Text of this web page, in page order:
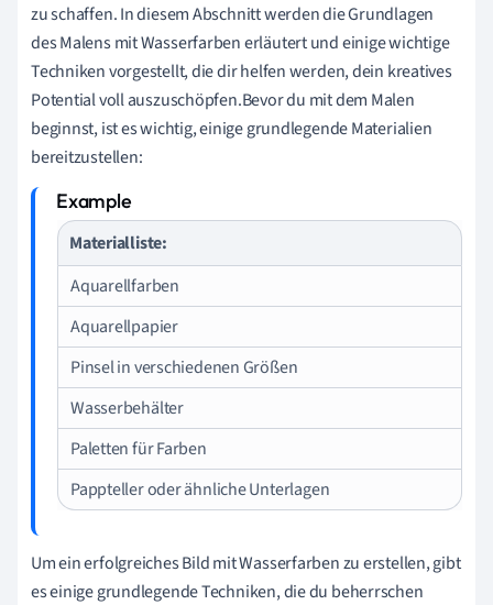
zu schaffen. In diesem Abschnitt werden die Grundlagen
des Malens mit Wasserfarben erläutert und einige wichtige
Techniken vorgestellt, die dir helfen werden, dein kreatives
Potential voll auszuschöpfen.Bevor du mit dem Malen
beginnst, ist es wichtig, einige grundlegende Materialien
bereitzustellen:
Materialliste:
Aquarellfarben
Aquarellpapier
Pinsel in verschiedenen Größen
Wasserbehälter
Paletten für Farben
Pappteller oder ähnliche Unterlagen
Um ein erfolgreiches Bild mit Wasserfarben zu erstellen, gibt
es einige grundlegende Techniken, die du beherrschen